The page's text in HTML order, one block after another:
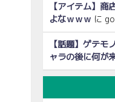
【アイテム】
よなｗｗｗ に
【話題】ゲテ
ャラの後に何が